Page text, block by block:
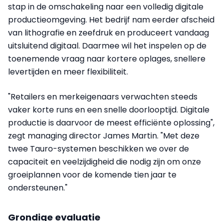
stap in de omschakeling naar een volledig digitale
productieomgeving. Het bedrijf nam eerder afscheid
van lithografie en zeefdruk en produceert vandaag
uitsluitend digitaal. Daarmee wil het inspelen op de
toenemende vraag naar kortere oplages, snellere
levertijden en meer flexibiliteit.
"Retailers en merkeigenaars verwachten steeds
vaker korte runs en een snelle doorlooptijd. Digitale
productie is daarvoor de meest efficiënte oplossing",
zegt managing director James Martin. "Met deze
twee Tauro-systemen beschikken we over de
capaciteit en veelzijdigheid die nodig zijn om onze
groeiplannen voor de komende tien jaar te
ondersteunen."
Grondige evaluatie